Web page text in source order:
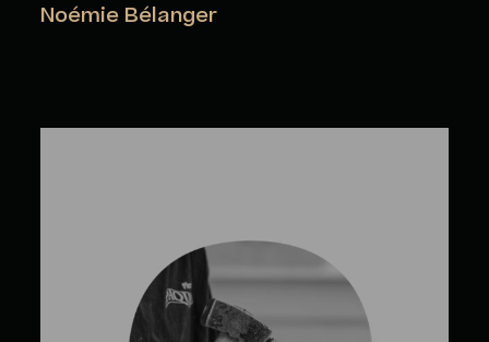
Noémie Bélanger